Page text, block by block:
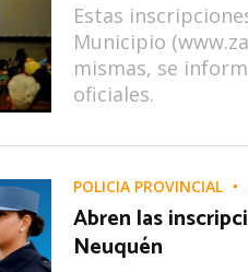
Estas
Municipio
mismas, se
oficiales.
POLICÍA PROVINCIAL
Abren las
Neuquén